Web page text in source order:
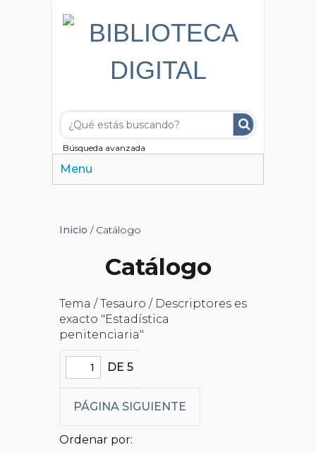
Búsqueda avanzada
Menu
Inicio / Catálogo
Catálogo
Tema / Tesauro / Descriptores es
exacto "Estadística
penitenciaria"
DE 5
PÁGINA SIGUIENTE
Ordenar por: